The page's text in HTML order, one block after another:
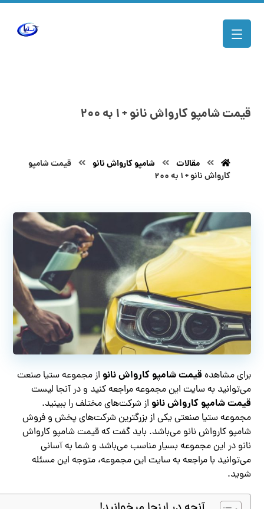
قیمت شامپو کارواش نانو + ۱ به ۲۰۰
مقالات شامپو کارواش نانو
قیمت شامپو
کارواش نانو + ۱ به ۲۰۰
برای مشاهده قیمت شامپو کارواش نانو از مجموعه ستیا صنعت
می‌توانید به سایت این مجموعه مراجعه کنید و در آنجا لیست
قیمت شامپو کارواش نانو از شرکت‌های مختلف را ببینید.
مجموعه ستیا صنعتی یکی از بزرگترین شرکت‌های پخش و فروش
شامپو کارواش نانو می‌باشد. باید گفت که قیمت شامپو کارواش
نانو در این مجموعه بسیار مناسب می‌باشد و شما به آسانی
می‌توانید با مراجعه به سایت این مجموعه، متوجه این مسئله
شوید.